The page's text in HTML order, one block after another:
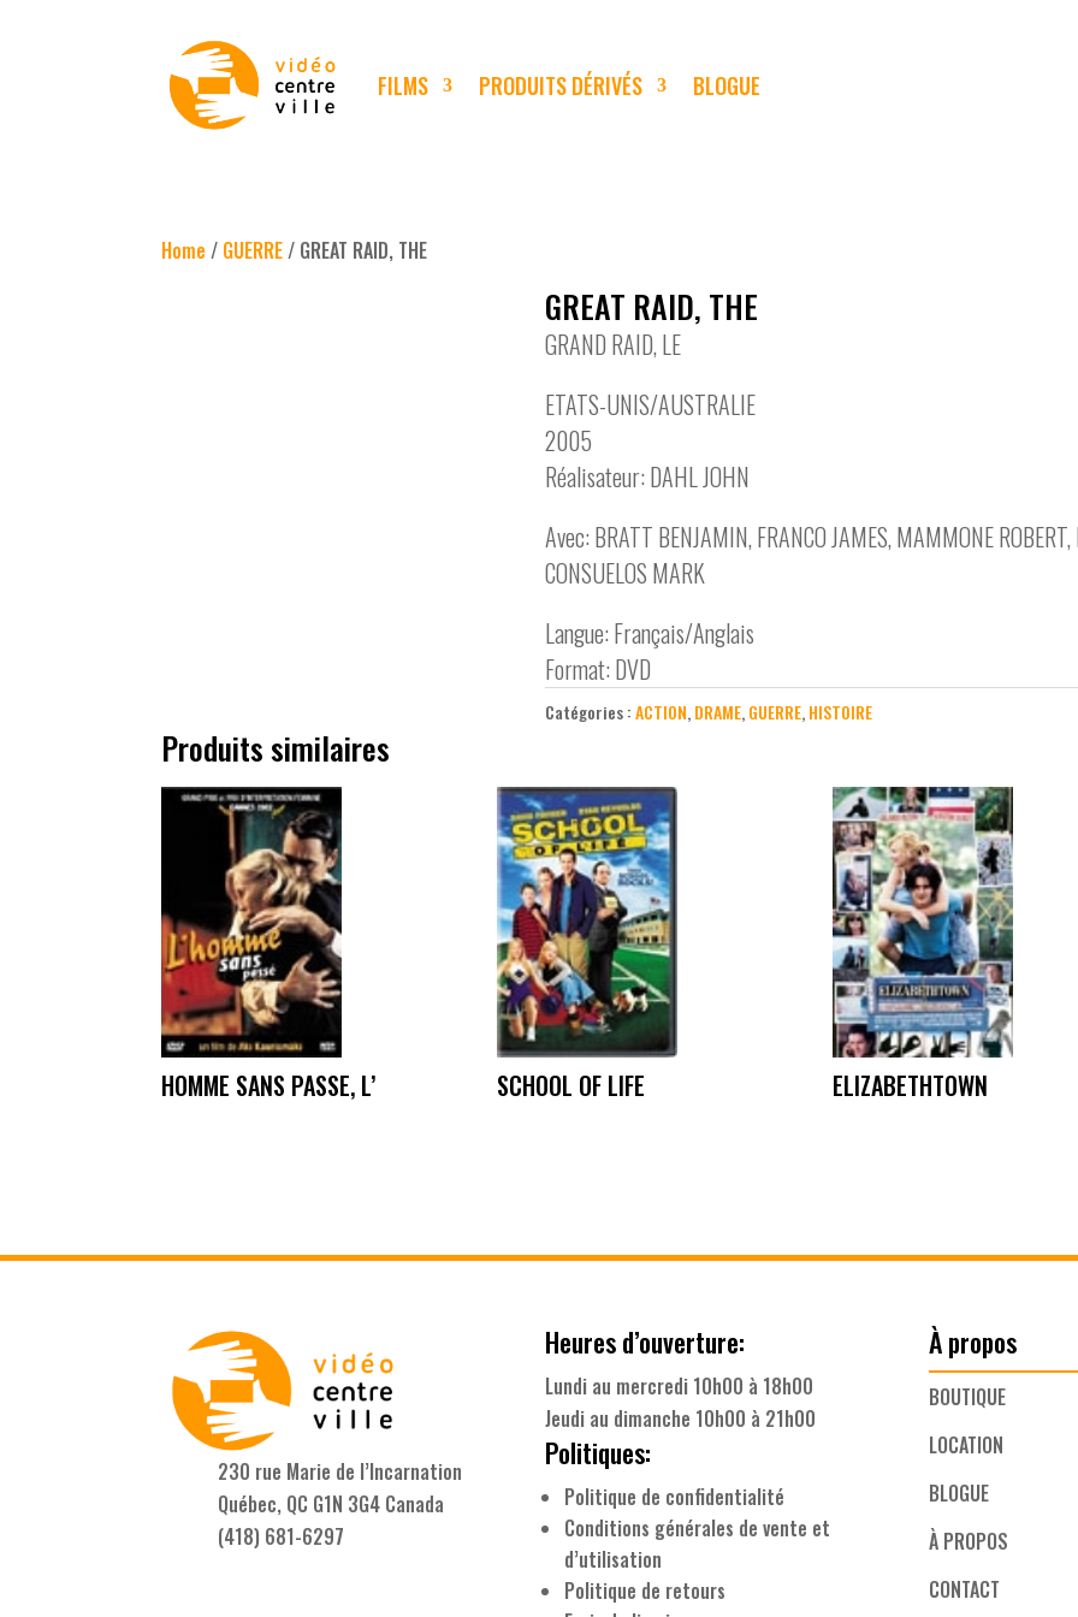
FILMS PRODUITS DÉRIVÉS BLOGUE
Home / GUERRE/ GREAT RAID, THE
GREAT RAID, THE
GRAND RAID, LE
ETATS-UNIS/AUSTRALIE
2005
Réalisateur: DAHL JOHN
Avec: BRATT BENJAMIN, FRANCO JAMES, MAMMONE
CONSUELOS MARK
Langue: Français/Anglais
Format: DVD
Catégories :ACTION,DRAME,GUERRE,HISTOIRE
Produits similaires
HOMME SANS PASSE, L’ SCHOOL OF LIFE ELIZABETHTOWN
230 rue Marie de l’Incarnation
Québec, QC G1N 3G4 Canada
(418) 681-6297
Heures d’ouverture:
Lundi au mercredi 10h00 à 18h00
Jeudi au dimanche 10h00 à 21h00
Politiques:
Politique de confidentialité
Conditions générales de vente et
d’utilisation
Politique de retours
À propos
BOUTIQUE
LOCATION
BLOGUE
À PROPOS
CONTACT